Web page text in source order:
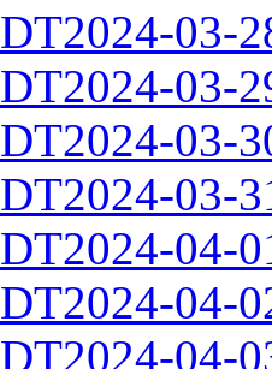
03-
03-
03-
03-
04-
04-
04-